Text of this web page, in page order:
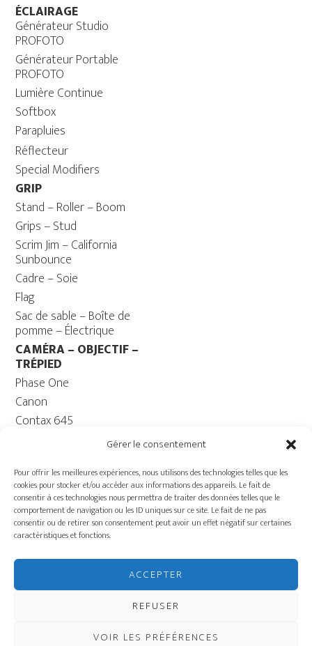
Gérer le consentement
Pour offrir les meilleures expériences, nous utilisons des technologies telles que les
cookies pour stocker et/ou accéder aux informations des appareils. Le fait de
consentir à ces technologies nous permettra de traiter des données telles que le
comportement de navigation ou les ID uniques sur ce site. Le fait de ne pas
consentir ou de retirer son consentement peut avoir un effet négatif sur certaines
caractéristiques et fonctions.
ACCEPTER
REFUSER
VOIR LES PRÉFÉRENCES
ÉCLAIRAGE
Générateur Studio
PROFOTO
Générateur Portable
PROFOTO
Lumière Continue
Softbox
Parapluies
Réflecteur
Special Modifiers
GRIP
Stand – Roller – Boom
Grips – Stud
Scrim Jim – California
Sunbounce
Cadre – Soie
Flag
Sac de sable – Boîte de
pomme – Électrique
CAMÉRA – OBJECTIF –
TRÉPIED
Phase One
Canon
Contax 645
ORDINATEUR
Ordinateur – Moniteur
Câble
Batterie ECOFLOW –
Charriot
ÉQUIPEMENT DE